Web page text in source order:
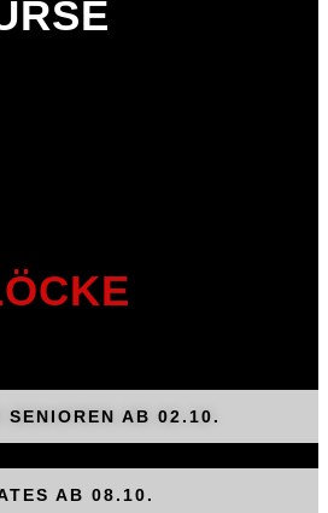
SENIOREN AB 02.10.
AB 08.10.